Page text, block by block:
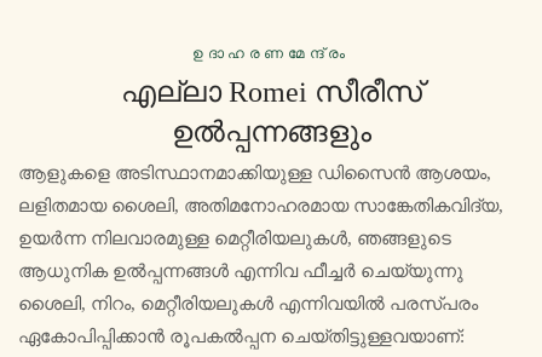
ഉദാഹരണമേന്ദ്രം
എല്ലാ Romei സീരീസ്
ഉൽപ്പന്നങ്ങളും
ആളുകളെ അടിസ്ഥാനമാക്കിയുള്ള ഡിസൈൻ ആശയം,
ലളിതമായ ശൈലി, അതിമനോഹരമായ സാങ്കേതികവിദ്യ,
ഉയർന്ന നിലവാരമുള്ള മെറ്റീരിയലുകൾ, ഞങ്ങളുടെ
ആധുനിക ഉൽപ്പന്നങ്ങൾ എന്നിവ ഫീച്ചർ ചെയ്യുന്നു
ശൈലി, നിറം, മെറ്റീരിയലുകൾ എന്നിവയിൽ പരസ്പരം
ഏകോപിപ്പിക്കാൻ രൂപകൽപ്പന ചെയ്തിട്ടുള്ളവയാണ്: